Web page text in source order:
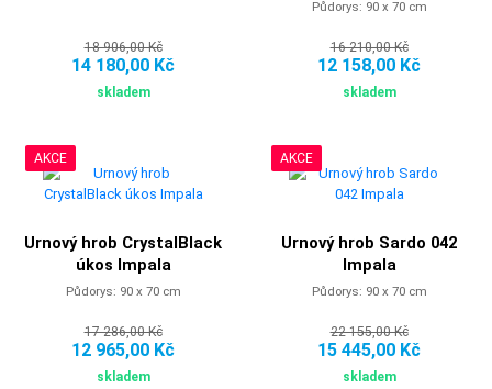
18 906,00 Kč
14 180,00 Kč
skladem
Půdorys: 90 x 70 cm
16 210,00 Kč
12 158,00 Kč
skladem
AKCE
Urnový hrob CrystalBlack
úkos Impala
Půdorys: 90 x 70 cm
17 286,00 Kč
12 965,00 Kč
skladem
AKCE
Urnový hrob Sardo 042
Impala
Půdorys: 90 x 70 cm
22 155,00 Kč
15 445,00 Kč
skladem